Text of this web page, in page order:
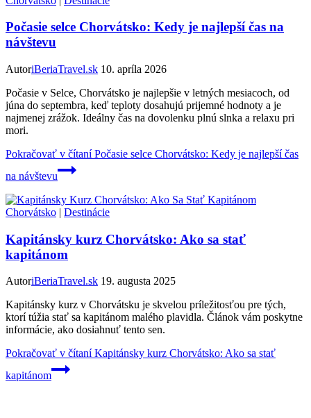
Počasie selce Chorvátsko: Kedy je najlepší čas na
návštevu
AutoriBeriaTravel.sk 10. apríla 2026
Počasie v Selce, Chorvátsko je najlepšie v letných mesiacoch, od
júna do septembra, keď teploty dosahujú prijemné hodnoty a je
najmenej zrážok. Ideálny čas na dovolenku plnú slnka a relaxu pri
mori.
Pokračovať v čítaníPočasie selce Chorvátsko: Kedy je najlepší čas
na návštevu
Chorvátsko | Destinácie
Kapitánsky kurz Chorvátsko: Ako sa stať
kapitánom
AutoriBeriaTravel.sk 19. augusta 2025
Kapitánsky kurz v Chorvátsku je skvelou príležitosťou pre tých,
ktorí túžia stať sa kapitánom malého plavidla. Článok vám poskytne
informácie, ako dosiahnuť tento sen.
Pokračovať v čítaníKapitánsky kurz Chorvátsko: Ako sa stať
kapitánom